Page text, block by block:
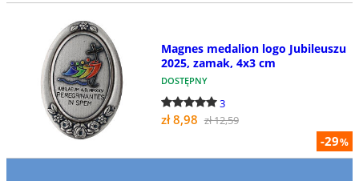
-29%
Magnes medalion logo Jubileuszu
2025, zamak, 4x3 cm
DOSTĘPNY
3
zł 8,98 zł 12,59